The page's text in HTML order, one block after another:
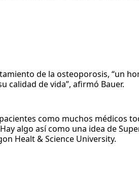
de la osteoporosis, “un
calidad de vida”, afirmó Bauer.
como muchos médicos
algo así como una idea de
Healt & Science University.